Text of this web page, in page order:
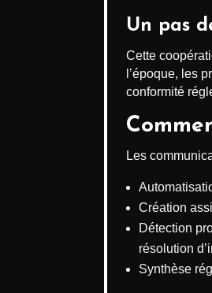
Un pas
Cette
l’époque, les
conformité
Les
Création
Détection
résolution
Synthèse